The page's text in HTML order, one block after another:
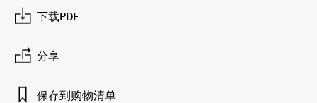
Netilion IIoT
软件
Float switch level measurement
放射线物位测量
阻旋料位开关
TOC、COD和SAC分析仪
ORP电极和变送器
污泥界面传感器和变送器
表面温度计
线缆式温度计
多点温度计
浪涌保护器
选购全部
烟雾探测器
视距测量仪
超高探测器
Netilion Water
续的未来
公用工程：可靠使用蒸汽
根据需要，从培训、研讨会、展会、峰会或
在线研讨会等各种活动中灵活选择。
可持续发展
关联公司
Endress+Hauser Technology China
Endress+Hauser SICK
下载PDF
分享
保存到购物清单